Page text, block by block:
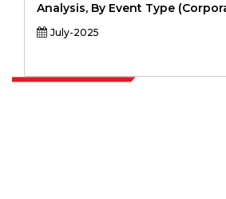
Console, Mobile) By
(Independent Teams, Sports
Entertainment Conglomerate-
Analysis, By Event Type
Seminars, Music Concerts,
Exhibitions & Trade Shows,
July-2025